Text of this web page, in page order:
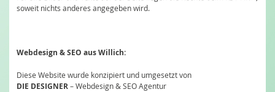
soweit nichts anderes angegeben wird.
Webdesign & SEO aus Willich:
Diese Website wurde konzipiert und umgesetzt von
DIE DESIGNER– Webdesign & SEO Agentur